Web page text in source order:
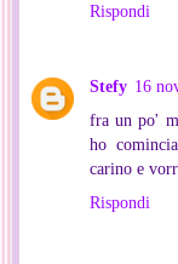
Rispondi
Stefy 16
fra un po'
ho
carino e
Rispondi